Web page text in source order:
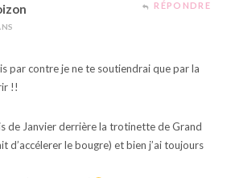
RÉPONDRE
par contre je ne te soutiendrai que par la
!!
de Janvier derrière la trotinette de Grand
d’accélerer le bougre) et bien j’ai toujours